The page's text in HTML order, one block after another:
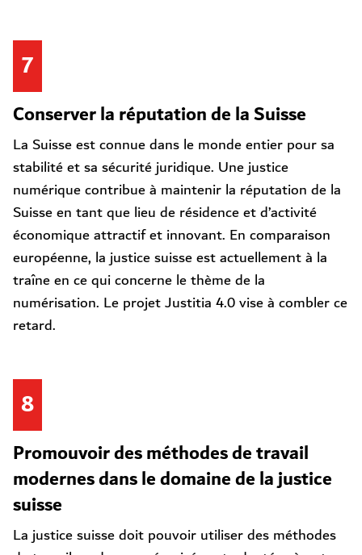
7
Conserver la réputation de la Suisse
La Suisse est connue dans le monde entier pour sa
stabilité et sa sécurité juridique. Une justice
numérique contribue à maintenir la réputation de la
Suisse en tant que lieu de résidence et d’activité
économique attractif et innovant. En comparaison
européenne, la justice suisse est actuellement à la
traîne en ce qui concerne le thème de la
numérisation. Le projet Justitia 4.0 vise à combler ce
retard.
8
Promouvoir des méthodes de travail
modernes dans le domaine de la justice
suisse
La justice suisse doit pouvoir utiliser des méthodes